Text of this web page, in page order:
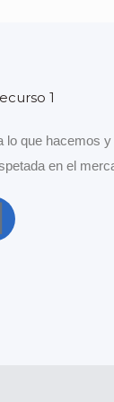
lo que hacemos
en el